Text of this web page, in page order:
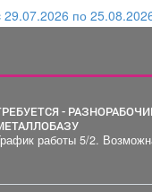
29.07.2026 по
НА
работы 5/2.